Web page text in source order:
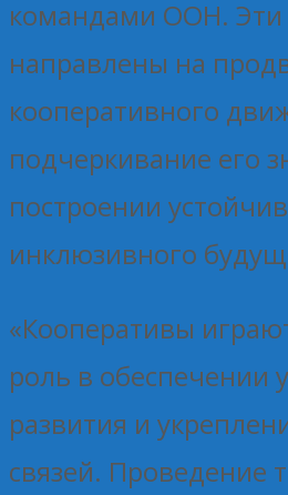
командами ООН.
направлены на
кооперативного
подчеркивание его
построении
инклюзивного
«Кооперативы
роль в обеспечении
развития и
связей. Проведение